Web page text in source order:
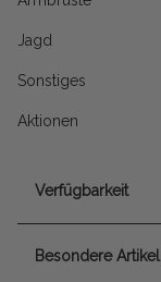
Jagd
Sonstiges
Aktionen
Verfügbarkeit
Besondere Artikel